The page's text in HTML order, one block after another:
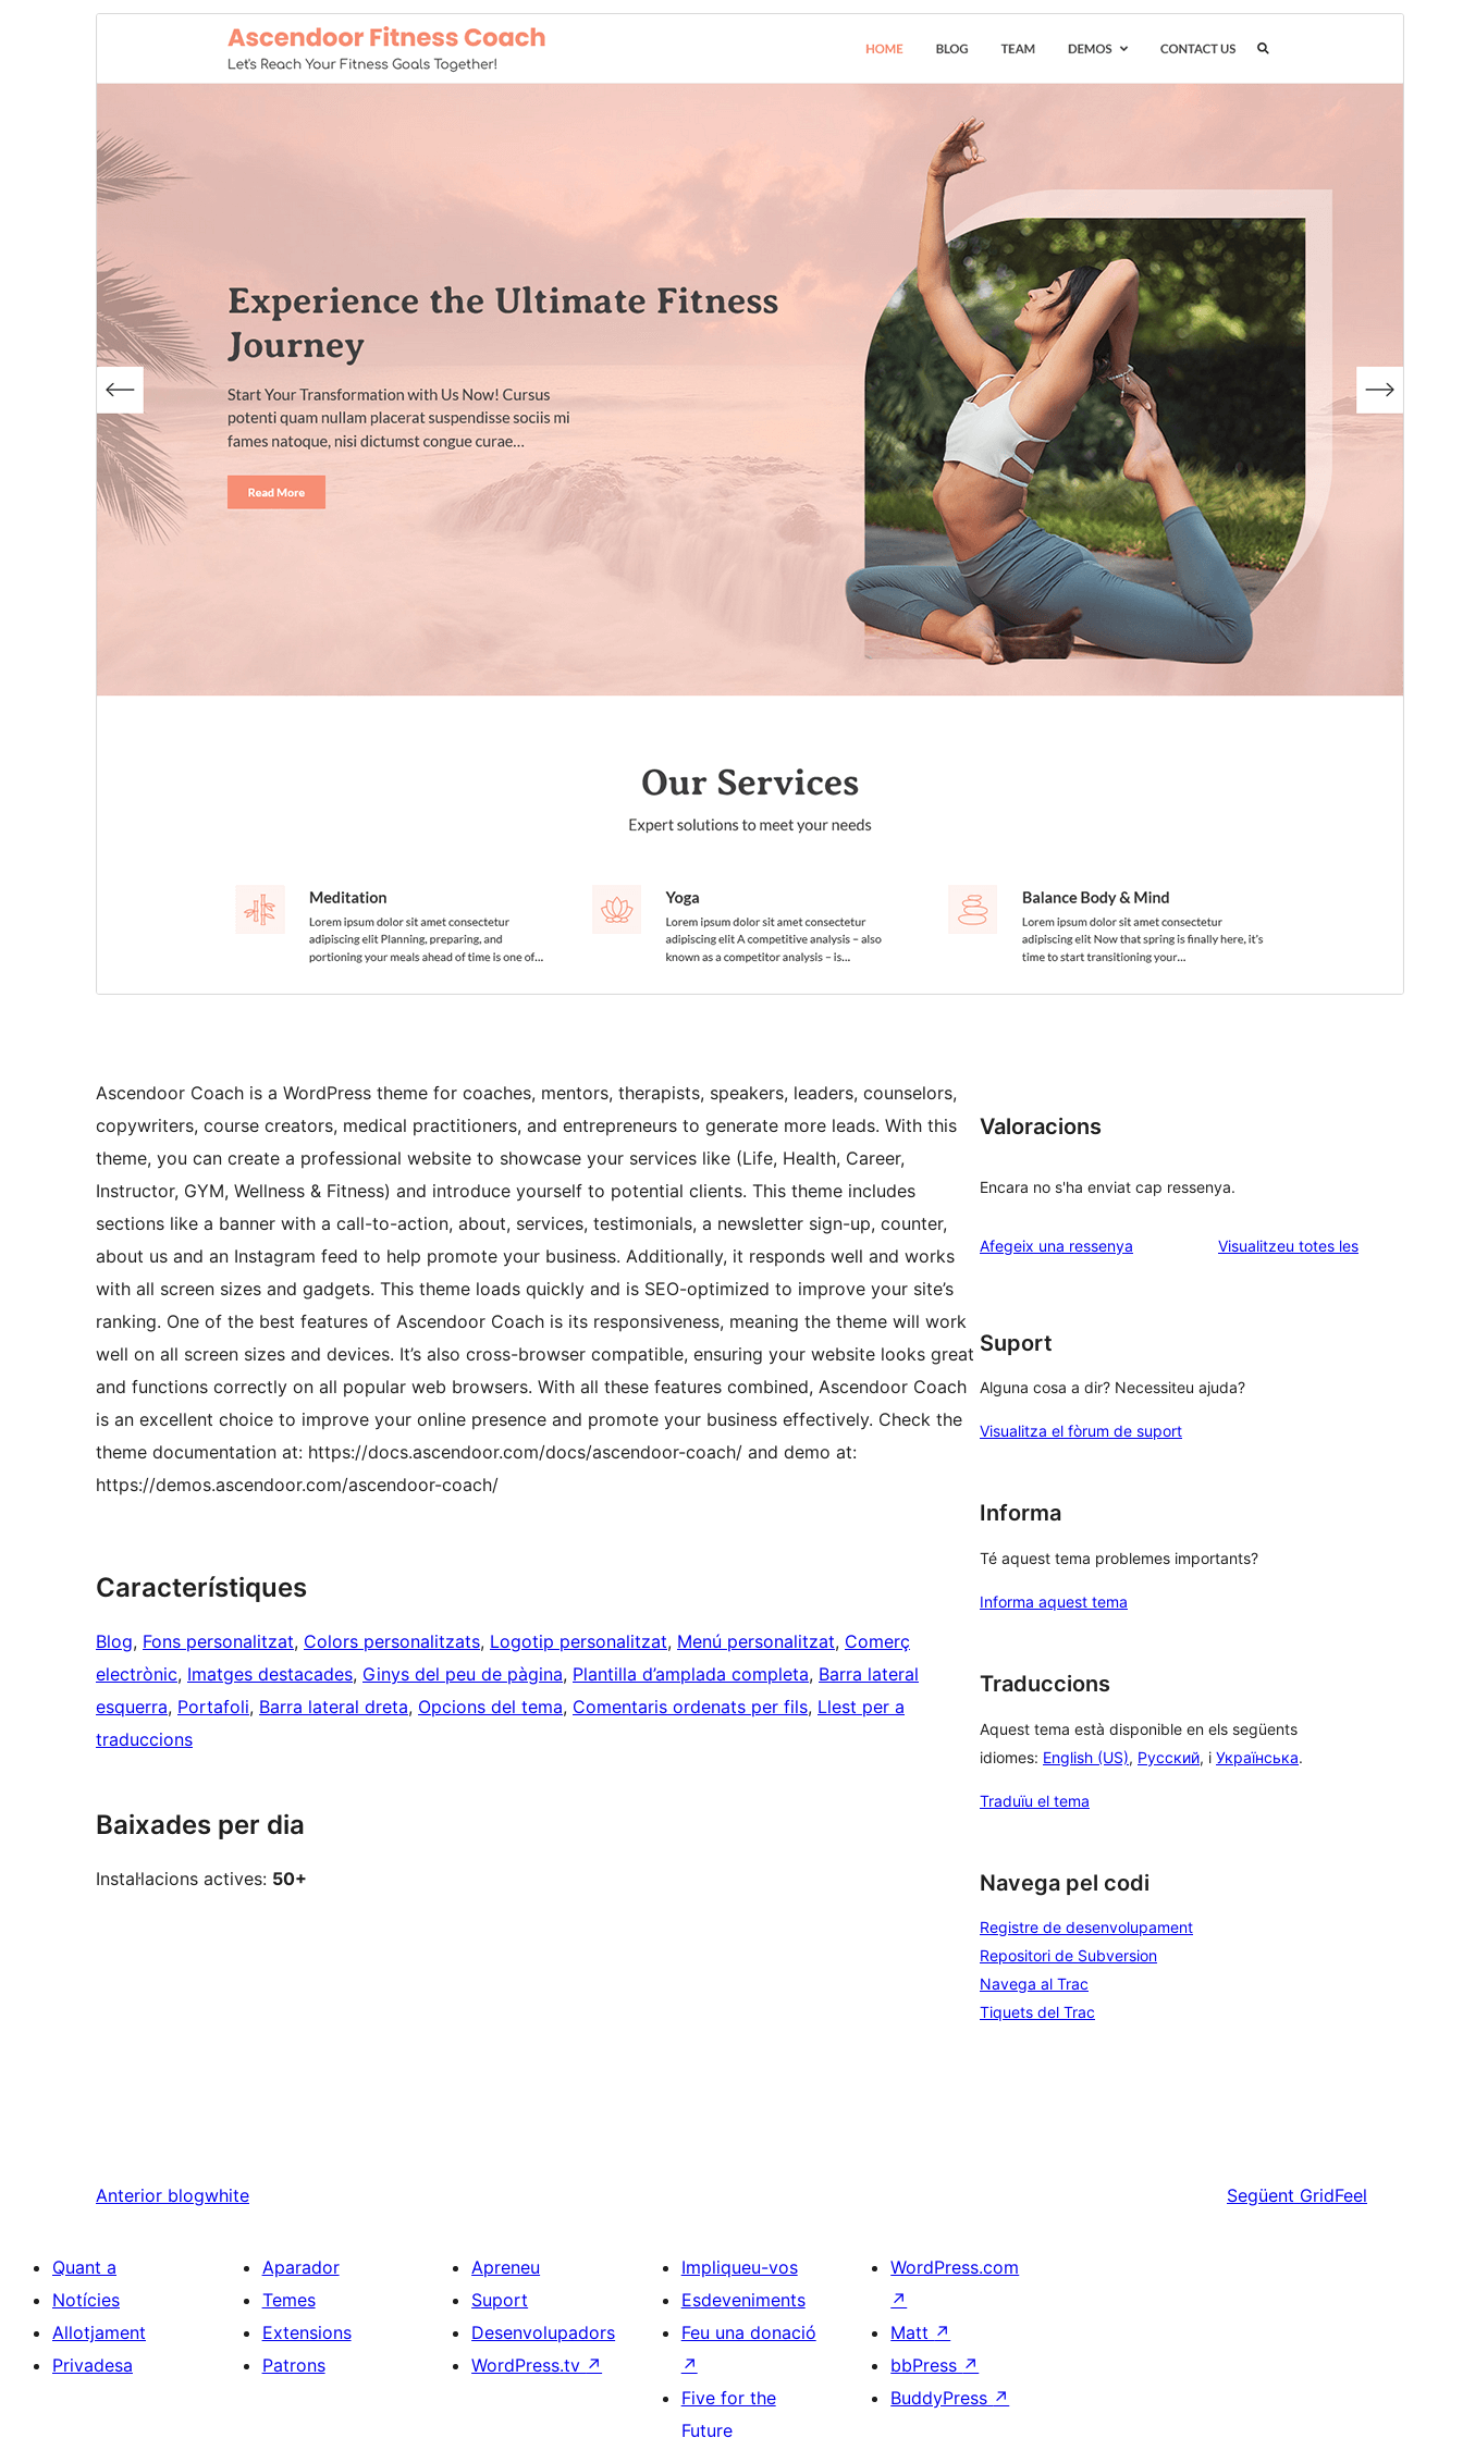
Instal·lacions actives
Versió del WordPress
Pàgina d’inici del tema
Ascendoor Coach is a WordPress theme for coaches, mentors, therapists, speakers, leaders, counselors,
copywriters, course creators, medical practitioners, and entrepreneurs to generate more leads. With this
theme, you can create a professional website to showcase your services like (Life, Health, Career,
Instructor, GYM, Wellness & Fitness) and introduce yourself to potential clients. This theme includes
sections like a banner with a call-to-action, about, services, testimonials, a newsletter sign-up, counter,
about us and an Instagram feed to help promote your business. Additionally, it responds well and works
with all screen sizes and gadgets. This theme loads quickly and is SEO-optimized to improve your site’s
ranking. One of the best features of Ascendoor Coach is its responsiveness, meaning the theme will work
well on all screen sizes and devices. It’s also cross-browser compatible, ensuring your website looks great
and functions correctly on all popular web browsers. With all these features combined, Ascendoor Coach
is an excellent choice to improve your online presence and promote your business effectively. Check the
theme documentation at: https://docs.ascendoor.com/docs/ascendoor-coach/ and demo at:
https://demos.ascendoor.com/ascendoor-coach/
Característiques
Blog, Fons personalitzat, Colors personalitzats, Logotip personalitzat, Menú personalitzat, Comerç
electrònic, Imatges destacades, Ginys del peu de pàgina, Plantilla d’amplada completa, Barra lateral
esquerra, Portafoli, Barra lateral dreta, Opcions del tema, Comentaris ordenats per fils, Llest per a
traduccions
Baixades per dia
Instal·lacions actives: 50+
Valoracions
Encara no s'ha enviat cap ressenya.
Afegeix una ressenya Visualitzeu totes lesressenyes
Suport
Alguna cosa a dir? Necessiteu ajuda?
Visualitza el fòrum de suport
Informa
Té aquest tema problemes importants?
Informa aquest tema
Traduccions
Aquest tema està disponible en els següents
idiomes: English (US), Русский, i Українська.
Traduïu el tema
Navega pel codi
Registre de desenvolupament
Repositori de Subversion
Navega al Trac
Tiquets del Trac
Anterior blogwhite Següent GridFeel
Quant a
Notícies
Allotjament
Privadesa
Aparador
Temes
Extensions
Patrons
Apreneu
Suport
Desenvolupadors
WordPress.tv ↗
Impliqueu-vos
Esdeveniments
Feu una donació
↗
Five for the
Future
WordPress.com
↗
Matt ↗
bbPress ↗
BuddyPress ↗